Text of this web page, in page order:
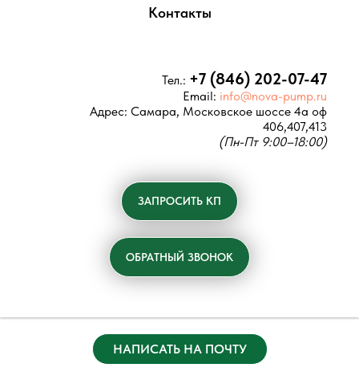
Контакты
Тел.: +7 (846) 202-07-47
Email: info@nova-pump.ru
Адрес: Самара, Московское шоссе 4а оф
406,407,413
(Пн-Пт 9:00–18:00)
ЗАПРОСИТЬ КП
ОБРАТНЫЙ ЗВОНОК
НАПИСАТЬ НА ПОЧТУ